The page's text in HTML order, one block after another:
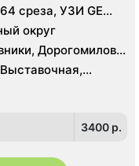
среза, УЗИ GE
округ
Дорогомилово,
Международная,
3400 p.